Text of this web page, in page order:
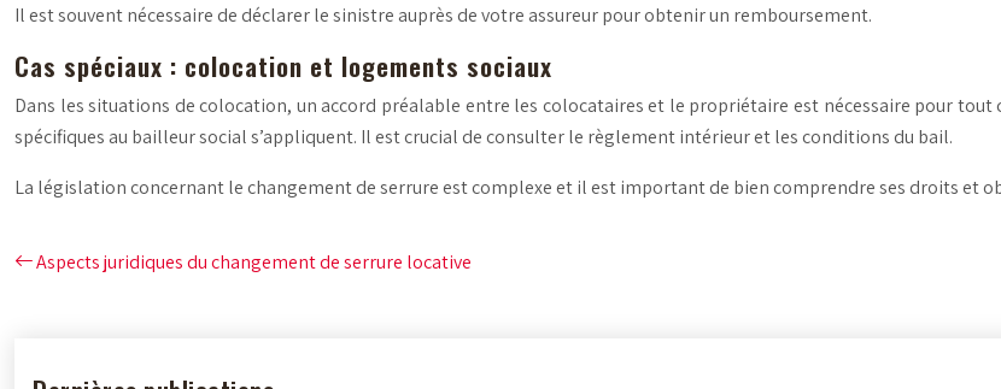
Il est souvent nécessaire de déclarer le sinistre auprès de votre assureur pour obtenir un remboursement.
Cas spéciaux : colocation et logements sociaux
Dans les situations de colocation, un accord préalable entre les colocataires et le propriétaire est nécessaire pour
spécifiques au bailleur social s’appliquent. Il est crucial de consulter le règlement intérieur et les conditions du bail.
La législation concernant le changement de serrure est complexe et il est important de bien comprendre ses droits et
Aspects juridiques du changement de serrure locative